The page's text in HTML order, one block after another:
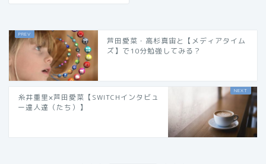
芦田愛菜・高杉真宙と【メディアタイム
ズ】で10分勉強してみる？
糸井重里×芦田愛菜【SWITCHインタビュ
ー達人達（たち）】